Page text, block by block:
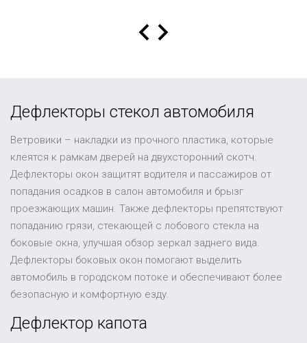
Дефлекторы стекол автомобиля
Ветровики – накладки из прочного пластика, которые
клеятся к рамкам дверей на двухсторонний скотч.
Дефлекторы окон защитят водителя и пассажиров от
попадания осадков в салон автомобиля и брызг
проезжающих машин. Также дефлекторы препятствуют
попаданию грязи, стекающей с лобового стекла на
боковые окна, улучшая обзор зеркал заднего вида.
Дефлекторы боковых окон помогают выделить
автомобиль в городском потоке и обеспечивают более
безопасную и комфортную езду.
Дефлектор капота